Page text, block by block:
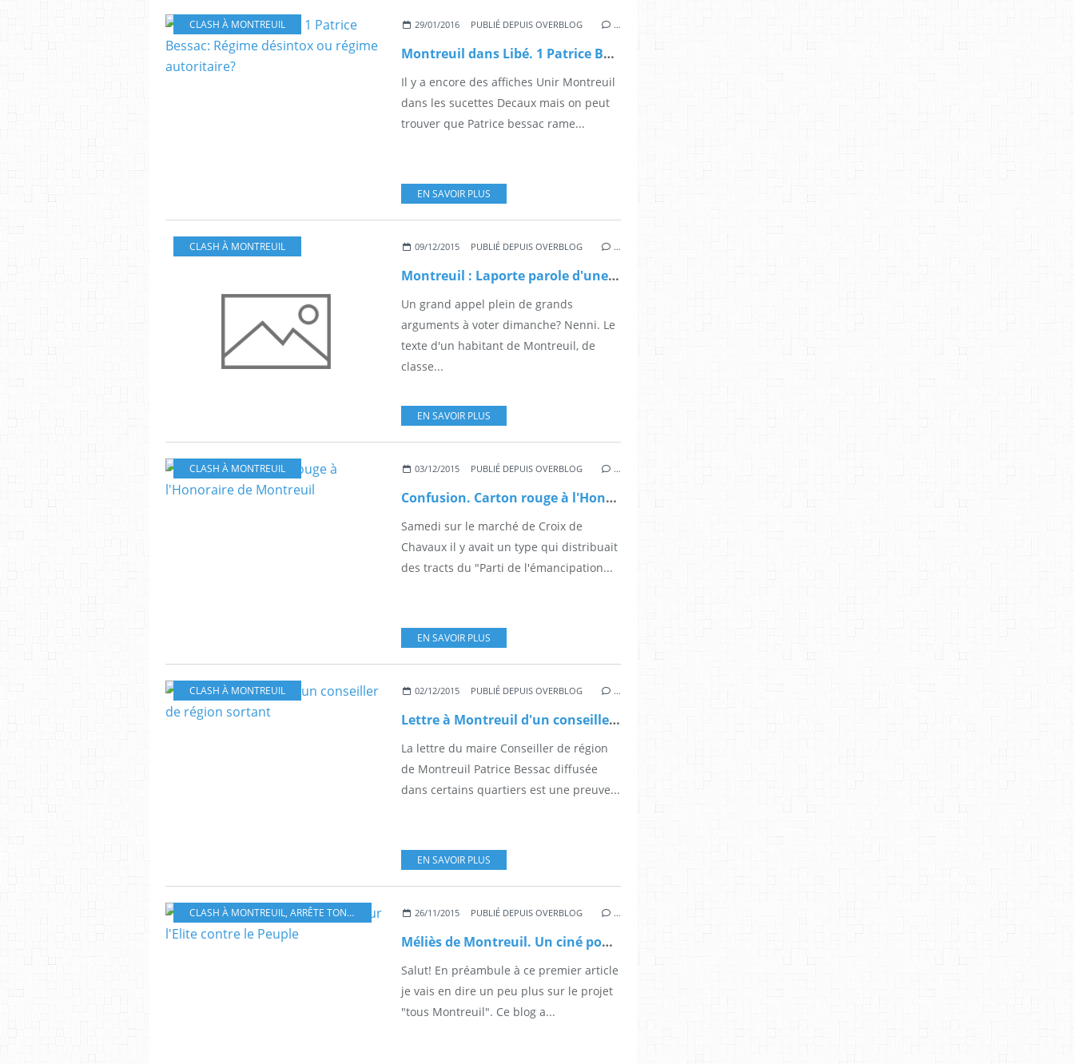
CLASH À MONTREUIL 29/01/2016 PUBLIÉ DEPUIS OVERBLOG …
Montreuil dans Libé. 1 Patrice Bessac: Régime désintox ou régime autoritaire?
Il y a encore des affiches Unir Montreuil
dans les sucettes Decaux mais on peut
trouver que Patrice bessac rame...
EN SAVOIR PLUS
CLASH À MONTREUIL 09/12/2015 PUBLIÉ DEPUIS OVERBLOG …
Montreuil : Laporte parole d'une ennemie de classe
Un grand appel plein de grands
arguments à voter dimanche? Nenni. Le
texte d'un habitant de Montreuil, de
classe...
EN SAVOIR PLUS
CLASH À MONTREUIL 03/12/2015 PUBLIÉ DEPUIS OVERBLOG …
Confusion. Carton rouge à l'Honoraire de Montreuil
Samedi sur le marché de Croix de
Chavaux il y avait un type qui distribuait
des tracts du "Parti de l'émancipation...
EN SAVOIR PLUS
CLASH À MONTREUIL 02/12/2015 PUBLIÉ DEPUIS OVERBLOG …
Lettre à Montreuil d'un conseiller de région sortant
La lettre du maire Conseiller de région
de Montreuil Patrice Bessac diffusée
dans certains quartiers est une preuve...
EN SAVOIR PLUS
CLASH À MONTREUIL, ARRÊTE TON CINÉMA MONTREUIL
26/11/2015 PUBLIÉ DEPUIS OVERBLOG …
Méliès de Montreuil. Un ciné pour l'Elite contre le Peuple
Salut! En préambule à ce premier article
je vais en dire un peu plus sur le projet
"tous Montreuil". Ce blog a...